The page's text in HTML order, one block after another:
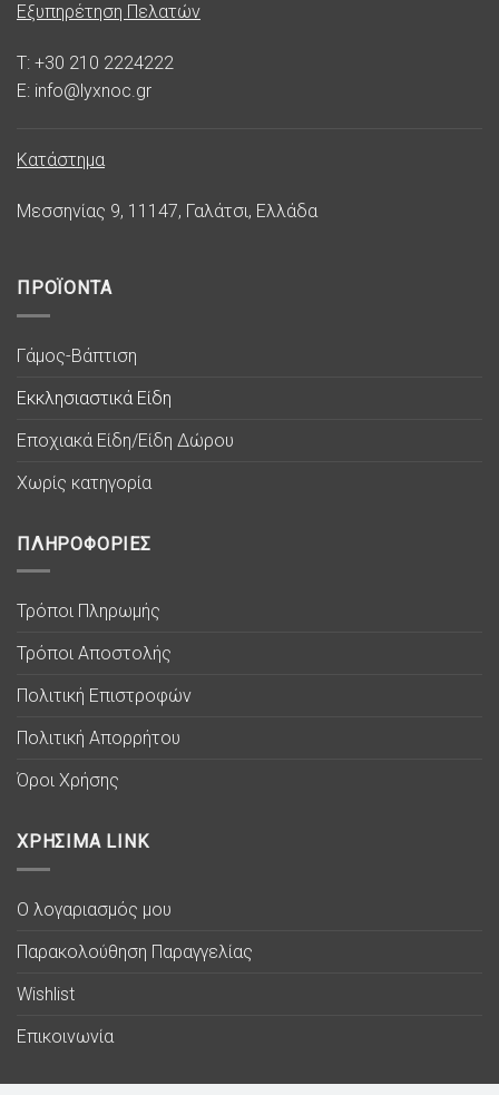
Εξυπηρέτηση Πελατών
T: +30 210 2224222
E: info@lyxnoc.gr
Κατάστημα
Μεσσηνίας 9, 11147, Γαλάτσι, Ελλάδα
ΠΡΟΪΟΝΤΑ
Γάμος-Βάπτιση
Εκκλησιαστικά Είδη
Εποχιακά Είδη/Είδη Δώρου
Χωρίς κατηγορία
ΠΛΗΡΟΦΟΡΙΕΣ
Τρόποι Πληρωμής
Τρόποι Αποστολής
Πολιτική Επιστροφών
Πολιτική Απορρήτου
Όροι Χρήσης
ΧΡΗΣΙΜΑ LINK
Ο λογαριασμός μου
Παρακολούθηση Παραγγελίας
Wishlist
Επικοινωνία